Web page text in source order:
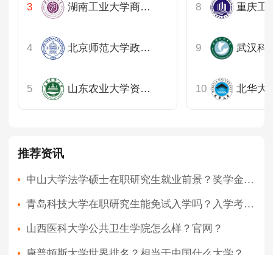
湖南工业大学商学院
北京师范大学政府管理学院
山东农业大学资源与环境学院 北华大
推荐资讯
中山大学法学硕士在职研究生就业前景？奖学金政策是怎样的？
青岛科技大学在职研究生能免试入学吗？入学考试科目？
山西医科大学公共卫生学院怎么样？官网？